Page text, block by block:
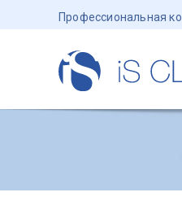
Профессиональная